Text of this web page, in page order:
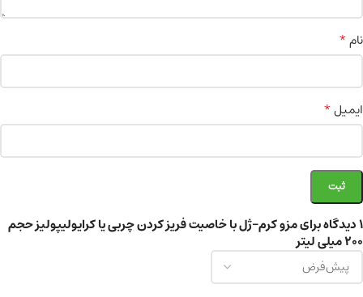
1 دیدگاه برای مزو کرم-ژل با خاصیت فریز کردن چربی یا کرایولیپولیز حجم
200 میلی لیتر
نام*
ایمیل*